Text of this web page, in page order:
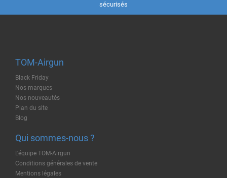
sécurisés
TOM-Airgun
Black Friday
Nos marques
Nos nouveautés
Plan du site
Blog
Qui sommes-nous ?
L'équipe TOM-Airgun
Conditions générales de vente
Mentions légales